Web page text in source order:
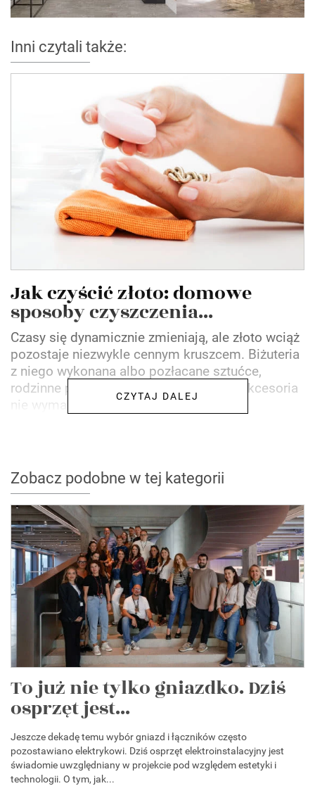
Inni czytali także:
Jak czyścić złoto: domowe
sposoby czyszczenia...
Czasy się dynamicznie zmieniają, ale złoto wciąż
pozostaje niezwykle cennym kruszcem. Biżuteria
z niego wykonana albo pozłacane sztućce,
rodzinne pamiątki czy inne dekoracje i akcesoria
nie wymagają...
CZYTAJ DALEJ
Zobacz podobne w tej kategorii
To już nie tylko gniazdko. Dziś
osprzęt jest...
Jeszcze dekadę temu wybór gniazd i łączników często
pozostawiano elektrykowi. Dziś osprzęt elektroinstalacyjny jest
świadomie uwzględniany w projekcie pod względem estetyki i
technologii. O tym, jak...